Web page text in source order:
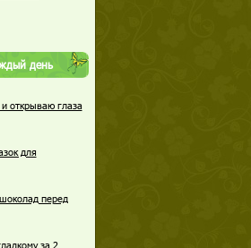
день
открываю глаза
для
перед
за 2